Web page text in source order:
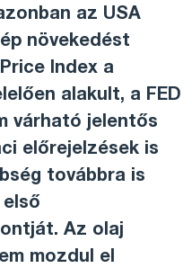
az USA
növekedést
Index a
alakult, a FED
várható jelentős
előrejelzések is
továbbra is
Az olaj
mozdul el